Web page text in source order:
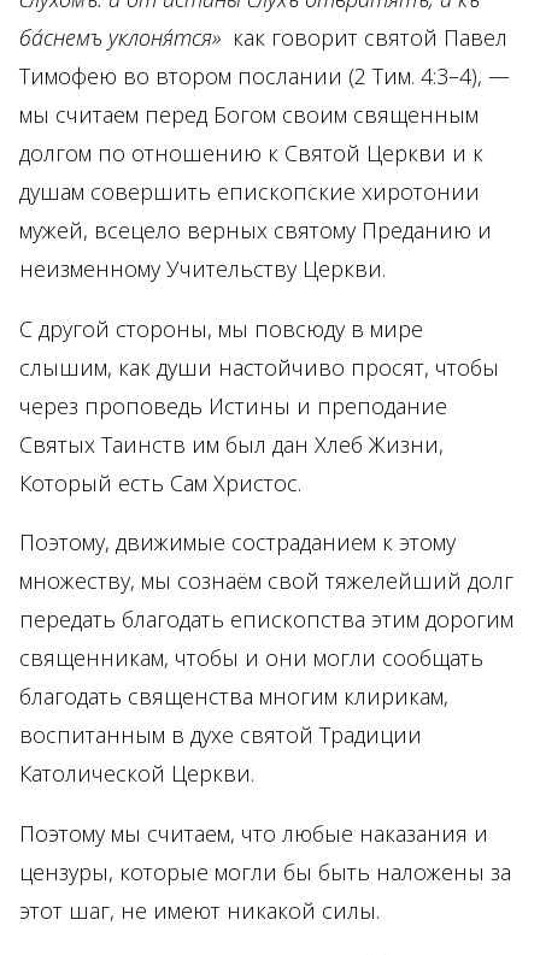
ба́снемъ уклоня́тся» как говорит святой Павел
Тимофею во втором послании (2 Тим. 4:3–4), —
мы считаем перед Богом своим священным
долгом по отношению к Святой Церкви и к
душам совершить епископские хиротонии
мужей, всецело верных святому Преданию и
неизменному Учительству Церкви.
С другой стороны, мы повсюду в мире
слышим, как души настойчиво просят, чтобы
через проповедь Истины и преподание
Святых Таинств им был дан Хлеб Жизни,
Который есть Сам Христос.
Поэтому, движимые состраданием к этому
множеству, мы сознаём свой тяжелейший долг
передать благодать епископства этим дорогим
священникам, чтобы и они могли сообщать
благодать священства многим клирикам,
воспитанным в духе святой Традиции
Католической Церкви.
Поэтому мы считаем, что любые наказания и
цензуры, которые могли бы быть наложены за
этот шаг, не имеют никакой силы.